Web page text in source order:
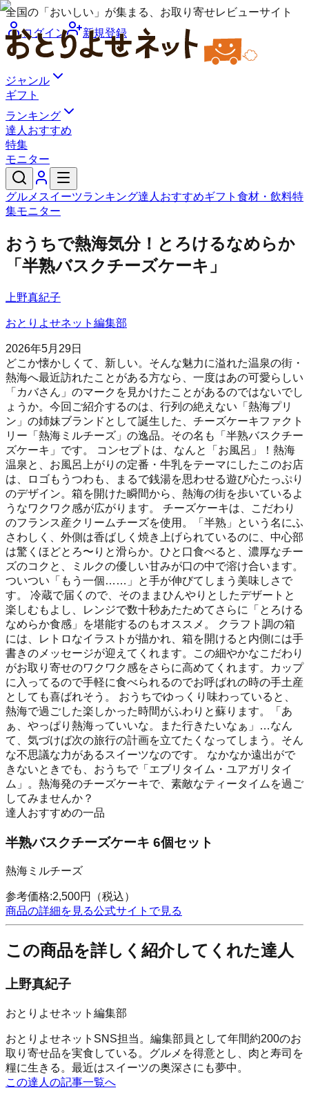
全国の「おいしい」が集まる、お取り寄せレビューサイト
ログイン
新規登録
ジャンル
ギフト
ランキング
達人おすすめ
特集
モニター
グルメ スイーツランキング達人おすすめギフト 食材・飲料特
集モニター
おうちで熱海気分！とろけるなめらか
「半熟バスクチーズケーキ」
上野真紀子
おとりよせネット編集部
2026年5月29日
どこか懐かしくて、新しい。そんな魅力に溢れた温泉の街・
熱海へ最近訪れたことがある方なら、一度はあの可愛らしい
「カバさん」のマークを見かけたことがあるのではないでし
ょうか。今回ご紹介するのは、行列の絶えない「熱海プリ
ン」の姉妹ブランドとして誕生した、チーズケーキファクト
リー「熱海ミルチーズ」の逸品。その名も「半熟バスクチー
ズケーキ」です。 コンセプトは、なんと「お風呂」！熱海
温泉と、お風呂上がりの定番・牛乳をテーマにしたこのお店
は、ロゴもうつわも、まるで銭湯を思わせる遊び心たっぷり
のデザイン。箱を開けた瞬間から、熱海の街を歩いているよ
うなワクワク感が広がります。 チーズケーキは、こだわり
のフランス産クリームチーズを使用。「半熟」という名にふ
さわしく、外側は香ばしく焼き上げられているのに、中心部
は驚くほどとろ〜りと滑らか。ひと口食べると、濃厚なチー
ズのコクと、ミルクの優しい甘みが口の中で溶け合います。
ついつい「もう一個……」と手が伸びてしまう美味しさで
す。 冷蔵で届くので、そのままひんやりとしたデザートと
楽しむもよし、レンジで数十秒あたためてさらに「とろける
なめらか食感」を堪能するのもオススメ。 クラフト調の箱
には、レトロなイラストが描かれ、箱を開けると内側には手
書きのメッセージが迎えてくれます。この細やかなこだわり
がお取り寄せのワクワク感をさらに高めてくれます。カップ
に入ってるので手軽に食べられるのでお呼ばれの時の手土産
としても喜ばれそう。 おうちでゆっくり味わっていると、
熱海で過ごした楽しかった時間がふわりと蘇ります。「あ
ぁ、やっぱり熱海っていいな。また行きたいなぁ」…なん
て、気づけば次の旅行の計画を立てたくなってしまう。そん
な不思議な力があるスイーツなのです。 なかなか遠出がで
きないときでも、おうちで「エブリタイム・ユアガリタイ
ム」。熱海発のチーズケーキで、素敵なティータイムを過ご
してみませんか？
達人おすすめの一品
半熟バスクチーズケーキ 6個セット
熱海ミルチーズ
参考価格:2,500円
（税込）
商品の詳細を見る公式サイトで見る
この商品を詳しく紹介してくれた達人
上野真紀子
おとりよせネット編集部
おとりよせネットSNS担当。編集部員として年間約200のお
取り寄せ品を実食している。グルメを得意とし、肉と寿司を
糧に生きる。最近はスイーツの奥深さにも夢中。
この達人の記事一覧へ